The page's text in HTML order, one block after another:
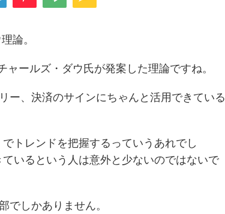
論。
ールズ・ダウ氏が発案した理論ですね。
ー、決済のサインにちゃんと活用できている
トレンドを把握するっていうあれでし
いるという人は意外と少ないのではないで
でしかありません。